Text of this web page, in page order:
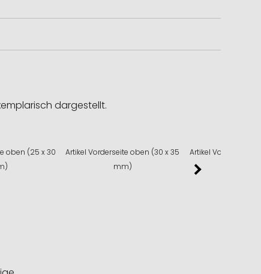
dargestellt.
oben (25 x 30
Artikel Vorderseite oben (30 x 35
mm)
Artikel Vorderseite